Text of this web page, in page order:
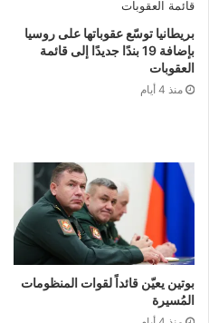
بريطانيا توسّع عقوباتها على روسيا
بإضافة 19 بندًا جديدًا إلى قائمة
العقوبات
منذ 4 أيام
بوتين يعيّن قائداً لقوات المنظومات
المُسيرة